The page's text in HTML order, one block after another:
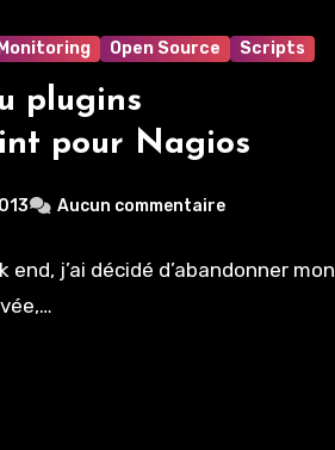
Monitoring Open Source Scripts
plugins
pour Nagios
Aucun commentaire
j’ai décidé d’abandonner mon